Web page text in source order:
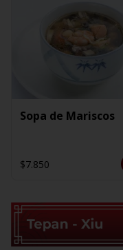
Sopa de Mariscos
$7.850